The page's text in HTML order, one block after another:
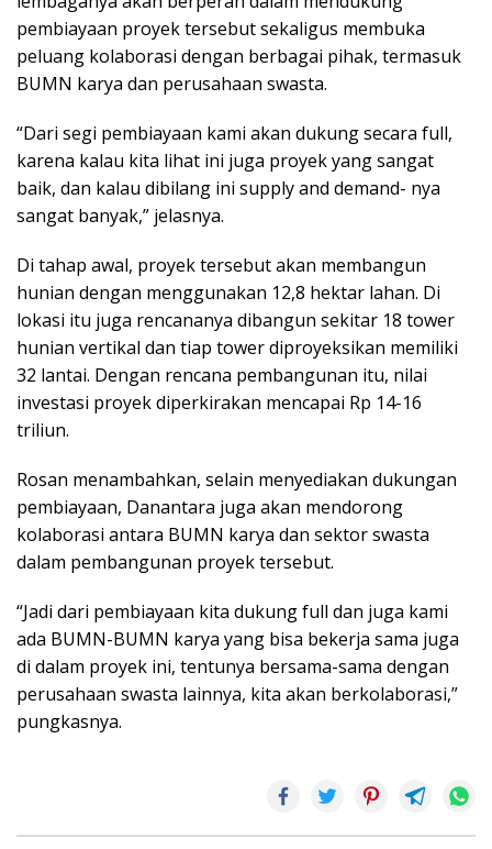
pembiayaan proyek tersebut sekaligus membuka
peluang kolaborasi dengan berbagai pihak, termasuk
BUMN karya dan perusahaan swasta.
“Dari segi pembiayaan kami akan dukung secara full,
karena kalau kita lihat ini juga proyek yang sangat
baik, dan kalau dibilang ini supply and demand- nya
sangat banyak,” jelasnya.
Di tahap awal, proyek tersebut akan membangun
hunian dengan menggunakan 12,8 hektar lahan. Di
lokasi itu juga rencananya dibangun sekitar 18 tower
hunian vertikal dan tiap tower diproyeksikan memiliki
32 lantai. Dengan rencana pembangunan itu, nilai
investasi proyek diperkirakan mencapai Rp 14-16
triliun.
Rosan menambahkan, selain menyediakan dukungan
pembiayaan, Danantara juga akan mendorong
kolaborasi antara BUMN karya dan sektor swasta
dalam pembangunan proyek tersebut.
“Jadi dari pembiayaan kita dukung full dan juga kami
ada BUMN-BUMN karya yang bisa bekerja sama juga
di dalam proyek ini, tentunya bersama-sama dengan
perusahaan swasta lainnya, kita akan berkolaborasi,”
pungkasnya.